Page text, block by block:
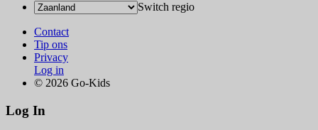
Switch regio
Contact
Tip ons
Privacy
Log in
© 2026 Go-Kids
Log In